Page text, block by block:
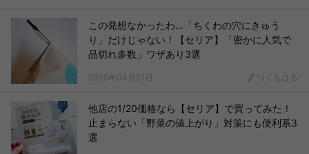
この発想なかったわ…「ちくわの穴にきゅう
り」だけじゃない！【セリア】「密かに人気で
品切れ多数」ワザあり3選
2025年04月21日 つくもはる
他店の1/20価格なら【セリア】で買ってみた！
止まらない「野菜の値上がり」対策にも便利系3
選